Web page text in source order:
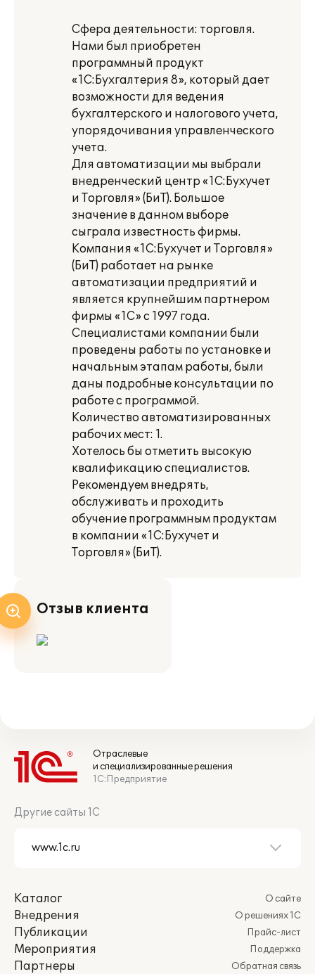
Сфера деятельности: торговля.
Нами был приобретен
программный продукт
«1С:Бухгалтерия 8», который дает
возможности для ведения
бухгалтерского и налогового учета,
упорядочивания управленческого
учета.
Для автоматизации мы выбрали
внедренческий центр «1С:Бухучет
и Торговля» (БиТ). Большое
значение в данном выборе
сыграла известность фирмы.
Компания «1С:Бухучет и Торговля»
(БиТ) работает на рынке
автоматизации предприятий и
является крупнейшим партнером
фирмы «1С» с 1997 года.
Специалистами компании были
проведены работы по установке и
начальным этапам работы, были
даны подробные консультации по
работе с программой.
Количество автоматизированных
рабочих мест: 1.
Хотелось бы отметить высокую
квалификацию специалистов.
Рекомендуем внедрять,
обслуживать и проходить
обучение программным продуктам
в компании «1С:Бухучет и
Торговля» (БиТ).
Отзыв клиента
Отраслевые
и специализированные решения
1С:Предприятие
Другие сайты 1С
Каталог
Внедрения
Публикации
Мероприятия
Партнеры
О сайте
О решениях 1С
Прайс-лист
Поддержка
Обратная связь